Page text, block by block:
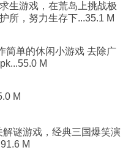
生游戏，在荒岛上挑战极
所，努力生存下...35.1 M
简单的休闲小游戏 去除广
M
M
谜游戏，经典三国爆笑演
M